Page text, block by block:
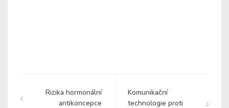
Rizika hormonální
antikoncepce
Komunikační
technologie proti